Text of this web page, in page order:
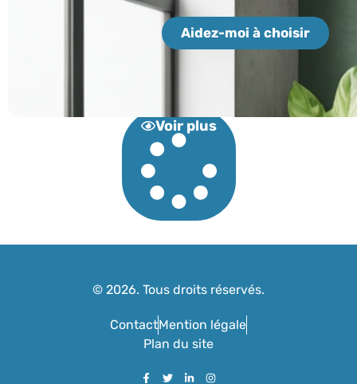
Aidez-moi à choisir
Voir plus
© 2026. Tous droits réservés.
ContactMention légale
Plan du site